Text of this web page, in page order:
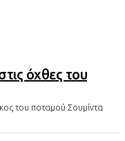
όχθες του
του ποταμού Σουμίντα